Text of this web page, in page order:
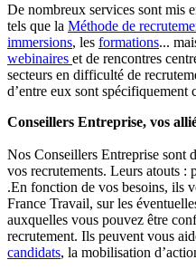
De nombreux services sont mis
tels que la Méthode de
immersions, les formations...
webinaires et de rencontres
secteurs en difficulté de
d’entre eux sont spécifiquement
Conseillers Entreprise, vos
Nos Conseillers Entreprise sont
vos recrutements. Leurs atouts
.En fonction de vos besoins, ils
France Travail, sur les
auxquelles vous pouvez être
recrutement. Ils peuvent vous
candidats, la mobilisation